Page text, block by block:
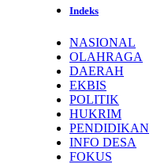
Indeks
NASIONAL
OLAHRAGA
DAERAH
EKBIS
POLITIK
HUKRIM
PENDIDIKAN
INFO DESA
FOKUS